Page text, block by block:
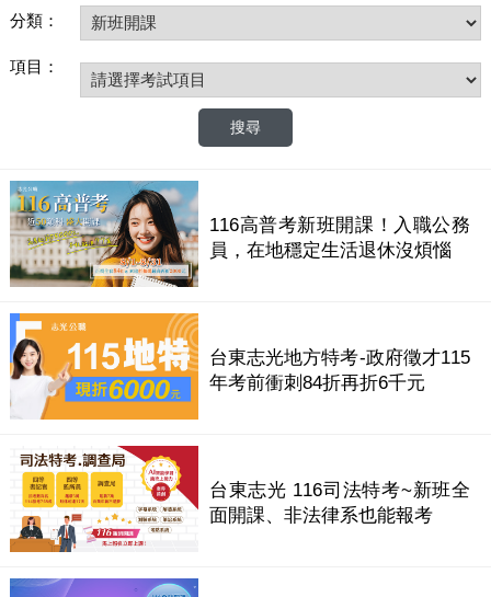
分類：
項目：
116高普考新班開課！入職公務
員，在地穩定生活退休沒煩惱
台東志光地方特考-政府徵才115
年考前衝刺84折再折6千元
台東志光 116司法特考~新班全
面開課、非法律系也能報考